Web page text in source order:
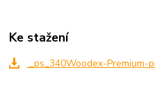
Ke stažení
_ps_340Woodex-Premium-